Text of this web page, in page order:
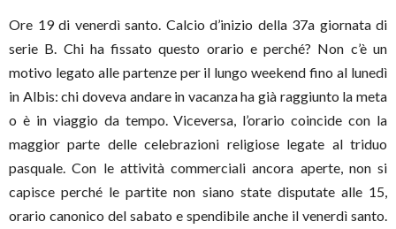
Ore 19 di venerdì santo. Calcio d’inizio della 37a giornata di
serie B. Chi ha fissato questo orario e perché? Non c’è un
motivo legato alle partenze per il lungo weekend fino al lunedì
in Albis: chi doveva andare in vacanza ha già raggiunto la meta
o è in viaggio da tempo. Viceversa, l’orario coincide con la
maggior parte delle celebrazioni religiose legate al triduo
pasquale. Con le attività commerciali ancora aperte, non si
capisce perché le partite non siano state disputate alle 15,
orario canonico del sabato e spendibile anche il venerdì santo.